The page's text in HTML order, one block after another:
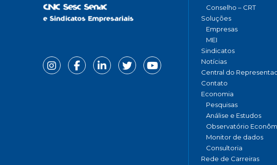
Conselho – CRT
Soluções
Empresas
MEI
Sindicatos
Notícias
Central do
Contato
Economia
Pesquisas
Análise e Estudos
Observatório
Monitor de dados
Consultoria
Rede de Carreiras